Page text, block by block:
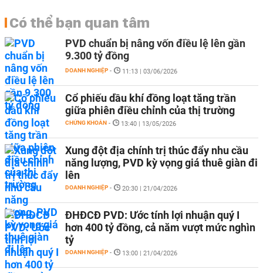
Có thể bạn quan tâm
PVD chuẩn bị nâng vốn điều lệ lên gần
9.300 tỷ đồng
DOANH NGHIỆP - 11:13 | 03/06/2026
Cổ phiếu dầu khí đồng loạt tăng trần
giữa phiên điều chỉnh của thị trường
CHỨNG KHOÁN - 13:40 | 13/05/2026
Xung đột địa chính trị thúc đẩy nhu cầu
năng lượng, PVD kỳ vọng giá thuê giàn đi
lên
DOANH NGHIỆP - 20:30 | 21/04/2026
ĐHĐCĐ PVD: Ước tính lợi nhuận quý I
hơn 400 tỷ đồng, cả năm vượt mức nghìn
tỷ
DOANH NGHIỆP - 13:00 | 21/04/2026